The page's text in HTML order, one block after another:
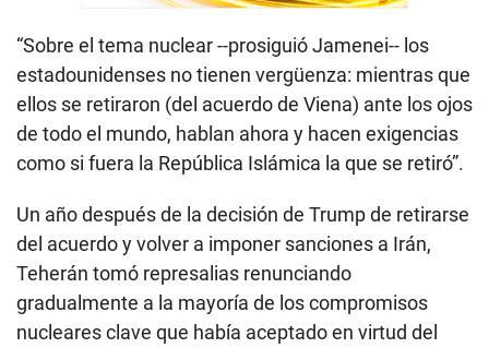
“Sobre el tema nuclear --prosiguió Jamenei-- los
estadounidenses no tienen vergüenza: mientras que
ellos se retiraron (del acuerdo de Viena) ante los ojos
de todo el mundo, hablan ahora y hacen exigencias
como si fuera la República Islámica la que se retiró”.
Un año después de la decisión de Trump de retirarse
del acuerdo y volver a imponer sanciones a Irán,
Teherán tomó represalias renunciando
gradualmente a la mayoría de los compromisos
nucleares clave que había aceptado en virtud del